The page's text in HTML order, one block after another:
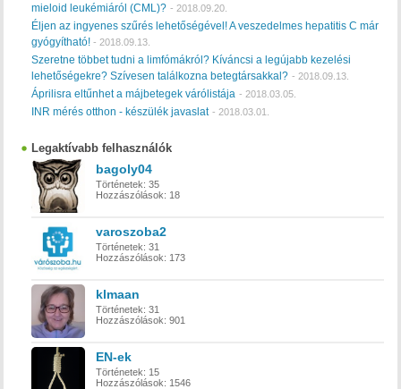
mieloid leukémiáról (CML)? - 2018.09.20.
Éljen az ingyenes szűrés lehetőségével! A veszedelmes hepatitis C már
gyógyítható!- 2018.09.13.
Szeretne többet tudni a limfómákról? Kíváncsi a legújabb kezelési
lehetőségekre? Szívesen találkozna betegtársakkal? - 2018.09.13.
Áprilisra eltűnhet a májbetegek várólistája - 2018.03.05.
INR mérés otthon - készülék javaslat - 2018.03.01.
Legaktívabb felhasználók
bagoly04
Történetek: 35
Hozzászólások: 18
varoszoba2
Történetek: 31
Hozzászólások: 173
klmaan
Történetek: 31
Hozzászólások: 901
EN-ek
Történetek: 15
Hozzászólások: 1546